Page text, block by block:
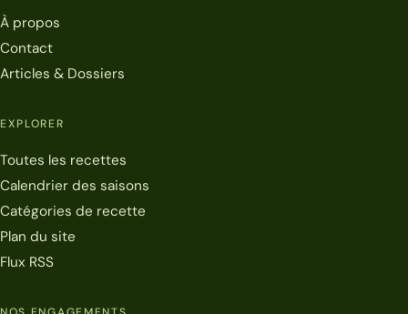
À propos
Contact
Articles & Dossiers
EXPLORER
Toutes les recettes
Calendrier des saisons
Catégories de recette
Plan du site
Flux RSS